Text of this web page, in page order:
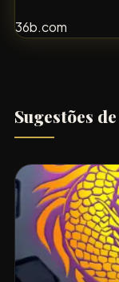
36b.com
Sugestões de